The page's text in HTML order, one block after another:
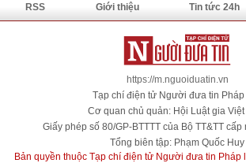
RSS Giới thiệu Tin tức 24h
https://m.nguoiduatin.vn
Tạp chí điện tử Người đưa tin Pháp
Cơ quan chủ quản: Hội Luật gia Việt
Giấy phép số 80/GP-BTTTT của Bộ TT&TT
Tổng biên tập: Phạm Quốc Huy
Bản quyền thuộc Tạp chí điện tử Người đưa tin Pháp